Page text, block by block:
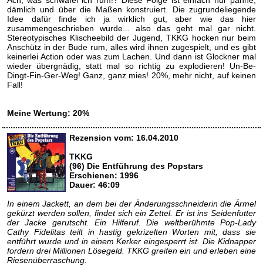
dämlich und über die Maßen konstruiert. Die zugrundeliegende
Idee dafür finde ich ja wirklich gut, aber wie das hier
zusammengeschrieben wurde... also das geht mal gar nicht.
Stereotypisches Klischeebild der Jugend, TKKG hocken nur beim
Anschütz in der Bude rum, alles wird ihnen zugespielt, und es gibt
keinerlei Action oder was zum Lachen. Und dann ist Glockner mal
wieder übergnädig, statt mal so richtig zu explodieren! Un-Be-
Dingt-Fin-Ger-Weg! Ganz, ganz mies! 20%, mehr nicht, auf keinen
Fall!
Meine Wertung: 20%
Rezension vom: 16.04.2010
TKKG
(96) Die Entführung des Popstars
Erschienen: 1996
Dauer: 46:09
In einem Jackett, an dem bei der Änderungsschneiderin die Ärmel
gekürzt werden sollen, findet sich ein Zettel. Er ist ins Seidenfutter
der Jacke gerutscht. Ein Hilferuf. Die weltberühmte Pop-Lady
Cathy Fidelitas teilt in hastig gekrizelten Worten mit, dass sie
entführt wurde und in einem Kerker eingesperrt ist. Die Kidnapper
fordern drei Millionen Lösegeld. TKKG greifen ein und erleben eine
Riesenüberraschung.